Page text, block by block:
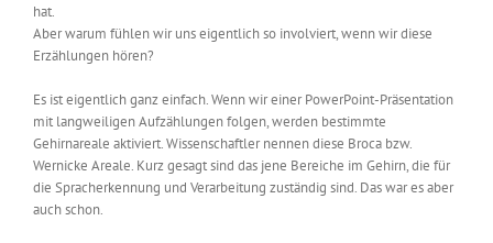
hat.
Aber warum fühlen wir uns eigentlich so involviert, wenn wir diese
Erzählungen hören?
Es ist eigentlich ganz einfach. Wenn wir einer PowerPoint-Präsentation
mit langweiligen Aufzählungen folgen, werden bestimmte
Gehirnareale aktiviert. Wissenschaftler nennen diese Broca bzw.
Wernicke Areale. Kurz gesagt sind das jene Bereiche im Gehirn, die für
die Spracherkennung und Verarbeitung zuständig sind. Das war es aber
auch schon.